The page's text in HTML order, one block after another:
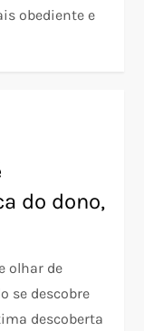
obediente e
do dono,
olhar de
se descobre
descoberta